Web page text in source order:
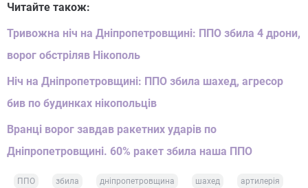
Читайте також:
Тривожна ніч на Дніпропетровщині: ППО збила 4 дрони,
ворог обстріляв Нікополь
Ніч на Дніпропетровщині: ППО збила шахед, агресор
бив по будинках нікопольців
Вранці ворог завдав ракетних ударів по
Дніпропетровщині. 60% ракет збила наша ППО
ППО збила дніпропетровщина шахед артилерія